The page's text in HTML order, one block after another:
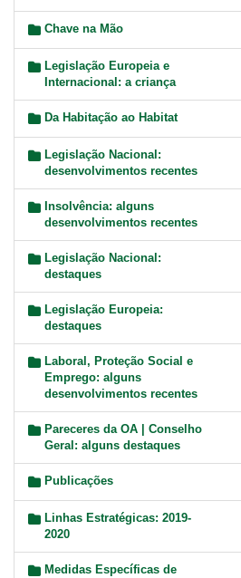
Chave na Mão
Legislação Europeia e
Internacional: a criança
Da Habitação ao Habitat
Legislação Nacional:
desenvolvimentos recentes
Insolvência: alguns
desenvolvimentos recentes
Legislação Nacional:
destaques
Legislação Europeia:
destaques
Laboral, Proteção Social e
Emprego: alguns
desenvolvimentos recentes
Pareceres da OA | Conselho
Geral: alguns destaques
Publicações
Linhas Estratégicas: 2019-
2020
Medidas Específicas de